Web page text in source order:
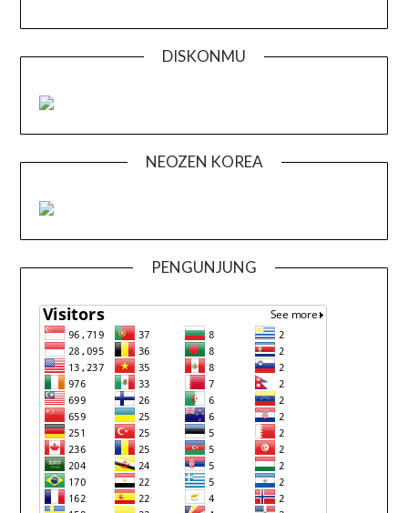
DISKONMU
NEOZEN KOREA
PENGUNJUNG